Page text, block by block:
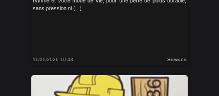
sans pression ni (...)
11/01/2026 10:43 Services